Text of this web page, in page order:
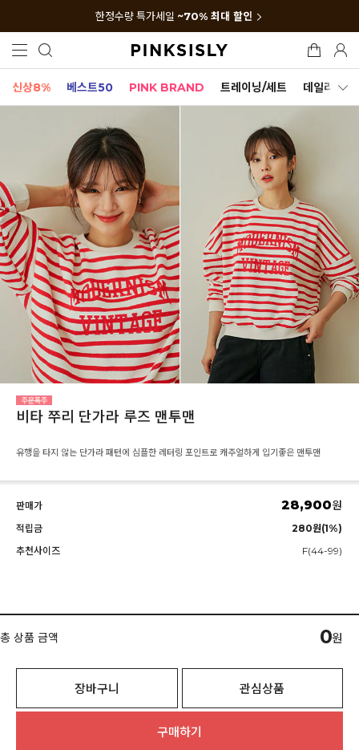
한정수량 특가세일 ~70% 최대 할인
신상8% 베스트50 PINK BRAND 트레이닝/세트 데일리세트
비타 쭈리 단가라 루즈 맨투맨
유행을 타지 않는 단가라 패턴에 심플한 레터링 포인트로 캐주얼하게 입기좋은 맨투맨
판매가 28,900원
적립금
280원(1%)
추천사이즈
F(44-99)
총 상품 금액 0원
장바구니 관심상품
구매하기